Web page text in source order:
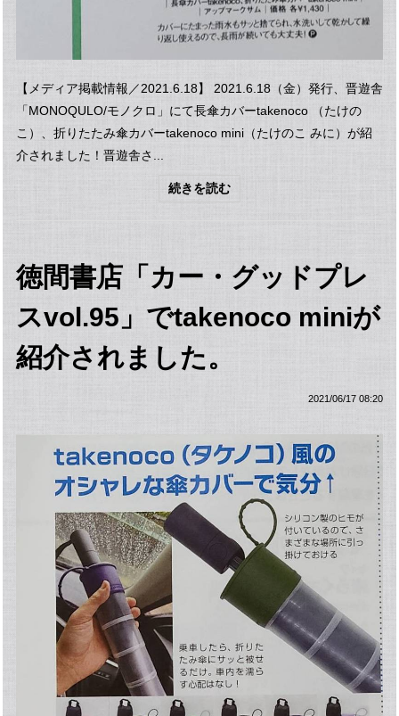
【メディア掲載情報／2021.6.18】 2021.6.18（金）発行、晋遊舎
「MONOQULO/モノクロ」にて長傘カバーtakenoco （たけの
こ）、折りたたみ傘カバーtakenoco mini（たけのこ みに）が紹
介されました！晋遊舎さ...
続きを読む
徳間書店「カー・グッドプレ
スvol.95」でtakenoco miniが
紹介されました。
2021/06/17 08:20